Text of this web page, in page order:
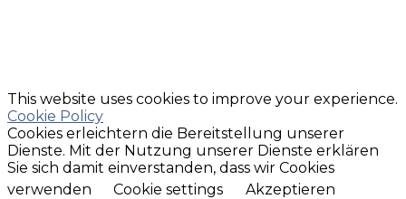
This website uses cookies to improve your experience.
Cookie Policy
Cookies erleichtern die Bereitstellung unserer
Dienste. Mit der Nutzung unserer Dienste erklären
Sie sich damit einverstanden, dass wir Cookies
verwenden
Cookie settings Akzeptieren